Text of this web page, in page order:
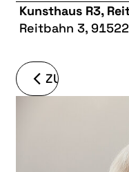
Kunsthaus R3,
Reitbahn 3,
ZURÜCK